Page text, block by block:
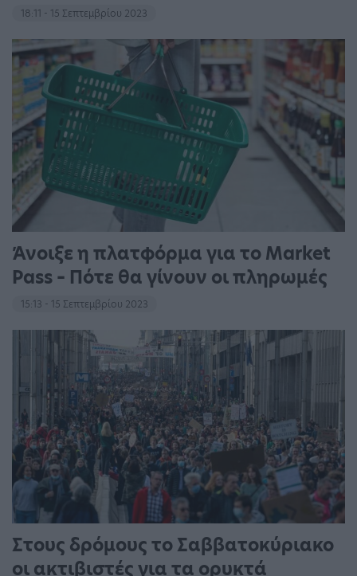
18:11 - 15 Σεπτεμβρίου 2023
Άνοιξε η πλατφόρμα για το Market
Pass – Πότε θα γίνουν οι πληρωμές
15:13 - 15 Σεπτεμβρίου 2023
Στους δρόμους το Σαββατοκύριακο
οι ακτιβιστές για τα ορυκτά